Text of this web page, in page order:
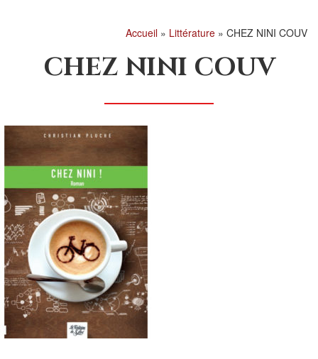
Accueil » Littérature » CHEZ NINI COUV
CHEZ NINI COUV